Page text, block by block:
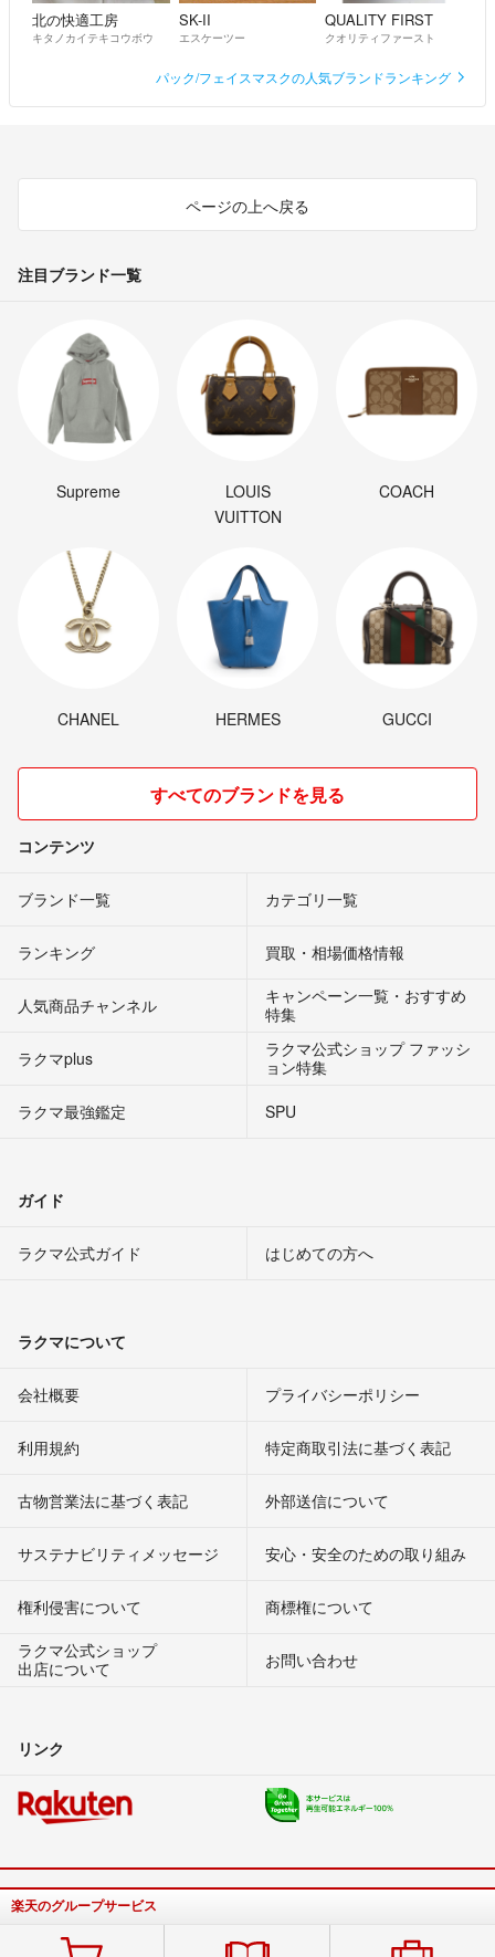
北の快適工房
キタノカイテキコウボウ
SK-II
エスケーツー
QUALITY FIRST
クオリティファースト
パック/フェイスマスクの人気ブランドランキング
ページの上へ戻る
注目ブランド一覧
Supreme
LOUIS
VUITTON
COACH
CHANEL HERMES GUCCI
すべてのブランドを見る
コンテンツ
ブランド一覧 カテゴリ一覧
ランキング 買取・相場価格情報
人気商品チャンネル
キャンペーン一覧・おすすめ
特集
ラクマplus
ラクマ公式ショップ ファッシ
ョン特集
ラクマ最強鑑定
SPU
ガイド
ラクマ公式ガイド はじめての方へ
ラクマについて
会社概要 プライバシーポリシー
利用規約 特定商取引法に基づく表記
古物営業法に基づく表記 外部送信について
サステナビリティメッセージ 安心・安全のための取り組み
権利侵害について
商標権について
ラクマ公式ショップ
出店について
お問い合わせ
リンク
楽天のグループサービス